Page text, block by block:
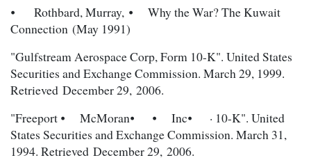
⦁ Rothbard, Murray, ⦁ Why the War? The Kuwait
Connection (May 1991)
"Gulfstream Aerospace Corp, Form 10-K". United States
Securities and Exchange Commission. March 29, 1999.
Retrieved December 29, 2006.
"Freeport ⦁ McMoran⦁ ⦁ Inc⦁ · 10-K". United
States Securities and Exchange Commission. March 31,
1994. Retrieved December 29, 2006.